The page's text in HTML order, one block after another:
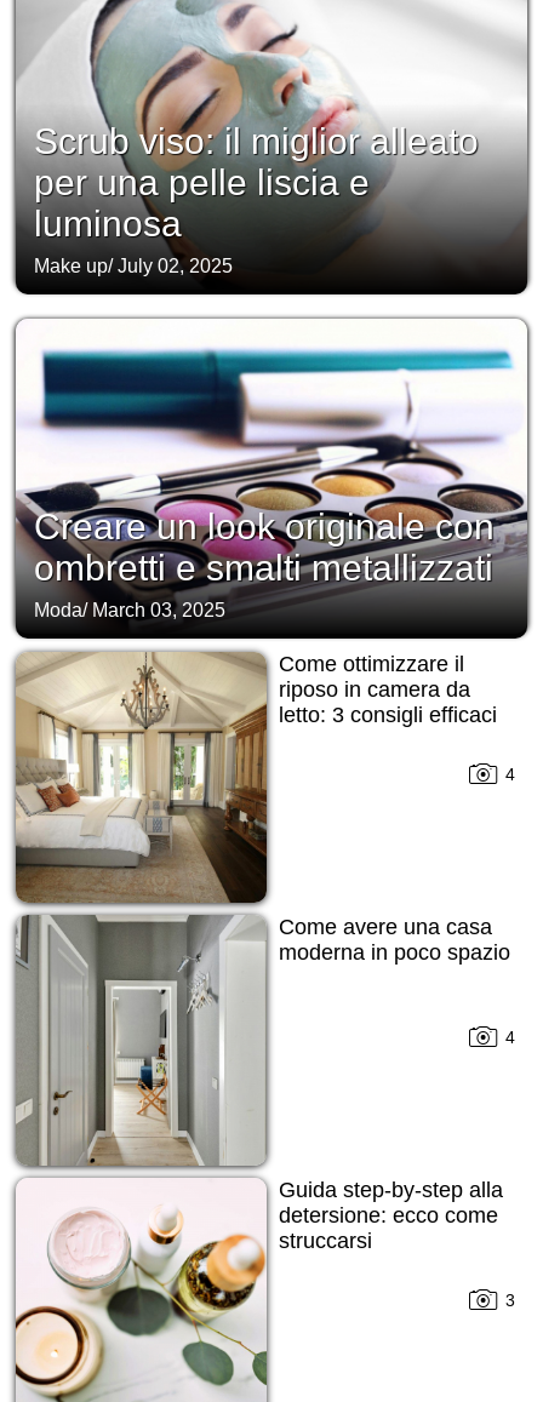
Scrub viso: il miglior alleato
per una pelle liscia e
luminosa
Make up/July 02, 2025
Creare un look originale con
ombretti e smalti metallizzati
Moda/ March 03, 2025
Come ottimizzare il
riposo in camera da
letto: 3 consigli efficaci
4
Come avere una casa
moderna in poco spazio
4
Guida step-by-step alla
detersione: ecco come
struccarsi
3